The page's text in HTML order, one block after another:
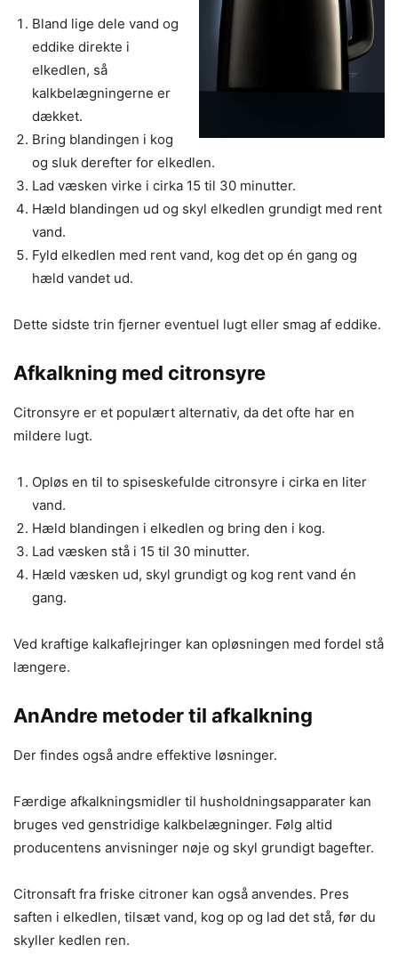
Bland lige dele vand og
eddike direkte i
elkedlen, så
kalkbelægningerne er
dækket.
Bring blandingen i kog
og sluk derefter for elkedlen.
Lad væsken virke i cirka 15 til 30 minutter.
Hæld blandingen ud og skyl elkedlen grundigt med rent
vand.
Fyld elkedlen med rent vand, kog det op én gang og
hæld vandet ud.
Dette sidste trin fjerner eventuel lugt eller smag af eddike.
Afkalkning med citronsyre
Citronsyre er et populært alternativ, da det ofte har en
mildere lugt.
Opløs en til to spiseskefulde citronsyre i cirka en liter
vand.
Hæld blandingen i elkedlen og bring den i kog.
Lad væsken stå i 15 til 30 minutter.
Hæld væsken ud, skyl grundigt og kog rent vand én
gang.
Ved kraftige kalkaflejringer kan opløsningen med fordel stå
længere.
AnAndre metoder til afkalkning
Der findes også andre effektive løsninger.
Færdige afkalkningsmidler til husholdningsapparater kan
bruges ved genstridige kalkbelægninger. Følg altid
producentens anvisninger nøje og skyl grundigt bagefter.
Citronsaft fra friske citroner kan også anvendes. Pres
saften i elkedlen, tilsæt vand, kog op og lad det stå, før du
skyller kedlen ren.